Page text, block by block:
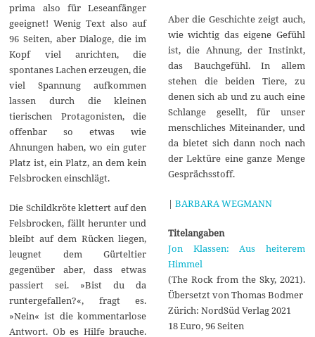
prima also für Leseanfänger
geeignet! Wenig Text also auf
96 Seiten, aber Dialoge, die im
Kopf viel anrichten, die
spontanes Lachen erzeugen, die
viel Spannung aufkommen
lassen durch die kleinen
tierischen Protagonisten, die
offenbar so etwas wie
Ahnungen haben, wo ein guter
Platz ist, ein Platz, an dem kein
Felsbrocken einschlägt.
Die Schildkröte klettert auf den
Felsbrocken, fällt herunter und
bleibt auf dem Rücken liegen,
leugnet dem Gürteltier
gegenüber aber, dass etwas
passiert sei. »Bist du da
runtergefallen?«, fragt es.
»Nein« ist die kommentarlose
Antwort. Ob es Hilfe brauche.
Aber die Geschichte zeigt auch,
wie wichtig das eigene Gefühl
ist, die Ahnung, der Instinkt,
das Bauchgefühl. In allem
stehen die beiden Tiere, zu
denen sich ab und zu auch eine
Schlange gesellt, für unser
menschliches Miteinander, und
da bietet sich dann noch nach
der Lektüre eine ganze Menge
Gesprächsstoff.
| BARBARA WEGMANN
Titelangaben
Jon Klassen: Aus heiterem
Himmel
(The Rock from the Sky, 2021).
Übersetzt von Thomas Bodmer
Zürich: NordSüd Verlag 2021
18 Euro, 96 Seiten